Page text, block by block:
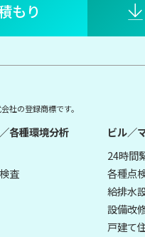
もり
社の登録商標です。
各種環境分析
査
ビル／
24時間
各種点
給排水
設備改
戸建て